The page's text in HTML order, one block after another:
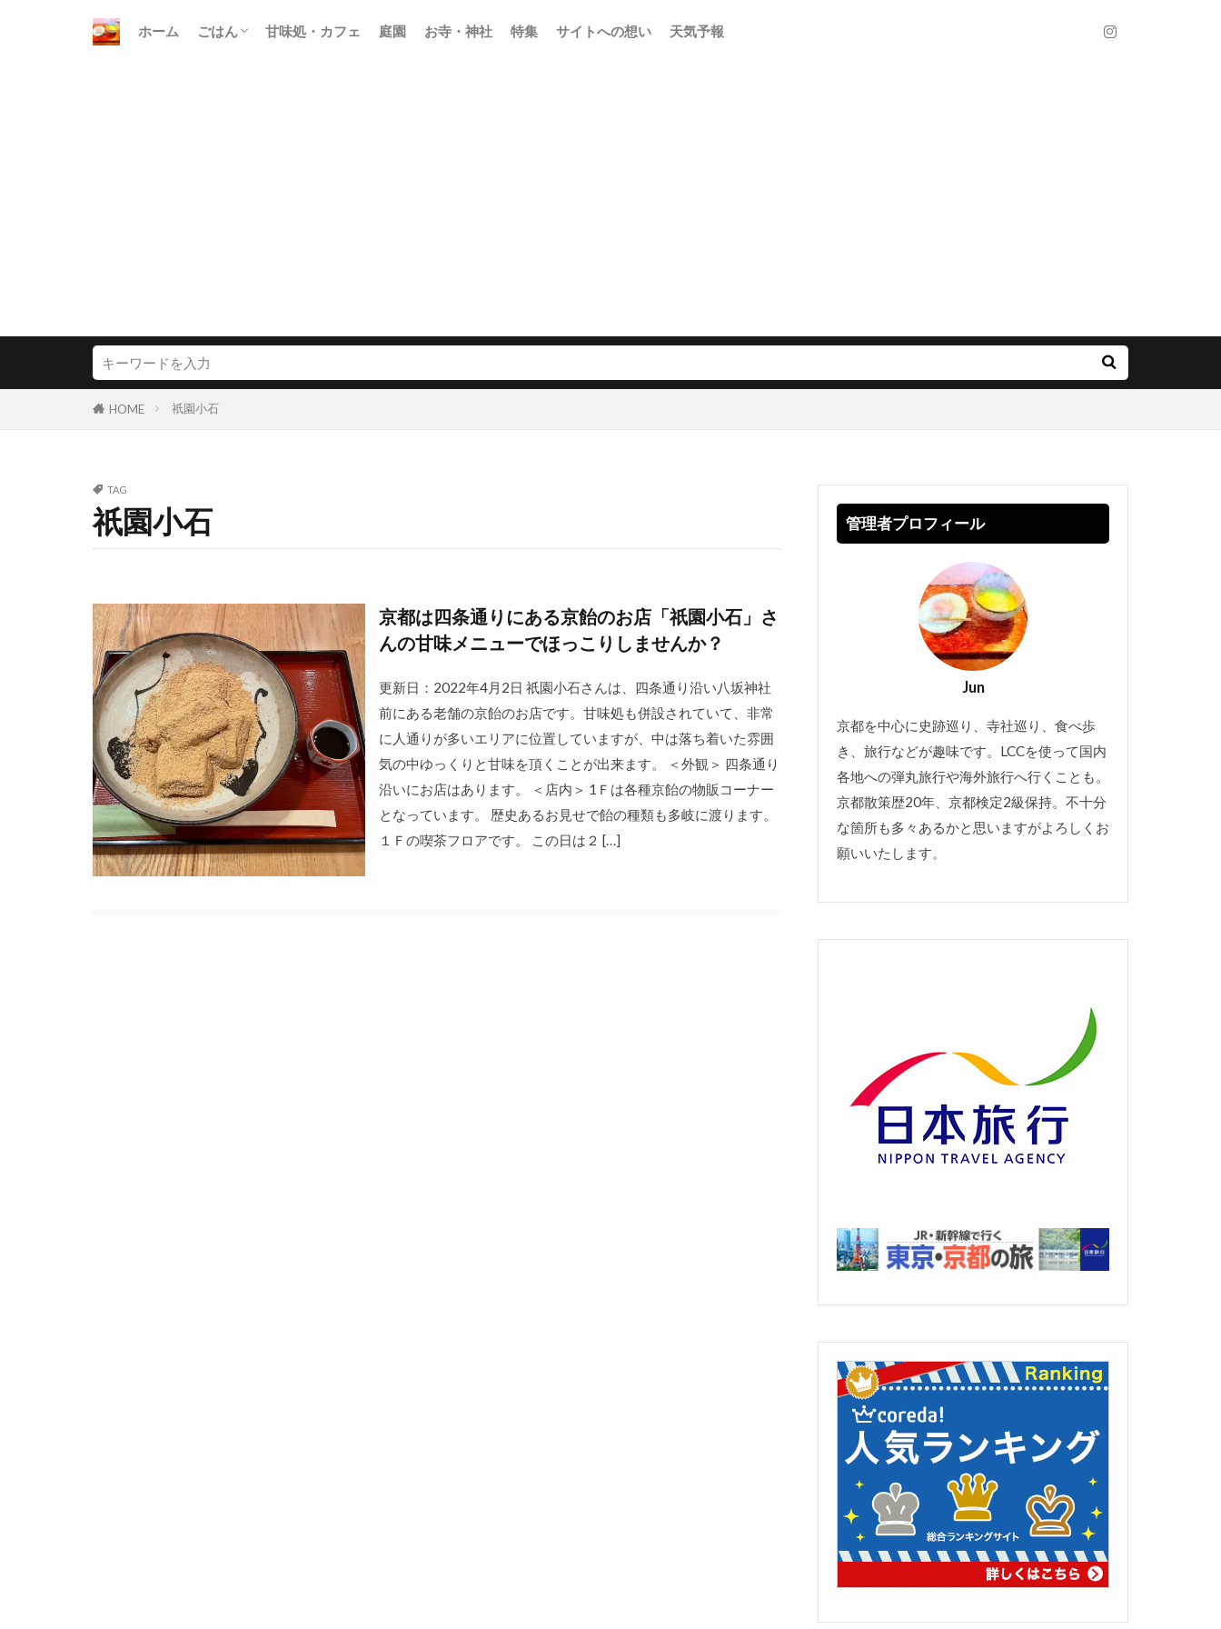
ホーム ごはん 甘味処・カフェ 庭園 お寺・神社 特集 サイトへの想い 天気予報
HOME 祇園小石
TAG
祇園小石
京都は四条通りにある京飴のお店「祇園小石」さ
んの甘味メニューでほっこりしませんか？
更新日：2022年4月2日 祇園小石さんは、四条通り沿い八坂神社
前にある老舗の京飴のお店です。甘味処も併設されていて、非常
に人通りが多いエリアに位置していますが、中は落ち着いた雰囲
気の中ゆっくりと甘味を頂くことが出来ます。 ＜外観＞ 四条通り
沿いにお店はあります。 ＜店内＞ 1Ｆは各種京飴の物販コーナー
となっています。 歴史あるお見せで飴の種類も多岐に渡ります。
１Ｆの喫茶フロアです。 この日は２ […]
管理者プロフィール
Jun
京都を中心に史跡巡り、寺社巡り、食べ歩
き、旅行などが趣味です。LCCを使って国内
各地への弾丸旅行や海外旅行へ行くことも。
京都散策歴20年、京都検定2級保持。不十分
な箇所も多々あるかと思いますがよろしくお
願いいたします。